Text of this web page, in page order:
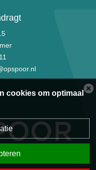
cookies om optimaal